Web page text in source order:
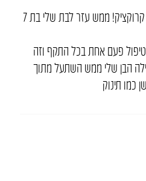
אני בהחלט יכולה להמליץ על קרוקציק! ממש עזר לבת שלי בת 7
שניהם מאד התשעלו, נתתי 7 טיפול פעם אחת בכל התקף וזה
הבן שלי ממש השתעל מתוך
כמו תינוק